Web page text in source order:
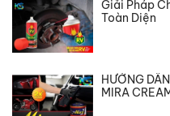
Giải Pháp
Toàn Diện
HƯỚNG
MIRA